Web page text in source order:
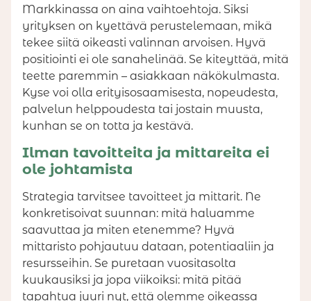
Markkinassa on aina vaihtoehtoja. Siksi
yrityksen on kyettävä perustelemaan, mikä
tekee siitä oikeasti valinnan arvoisen. Hyvä
positiointi ei ole sanahelinää. Se kiteyttää, mitä
teette paremmin – asiakkaan näkökulmasta.
Kyse voi olla erityisosaamisesta, nopeudesta,
palvelun helppoudesta tai jostain muusta,
kunhan se on totta ja kestävä.
Ilman tavoitteita ja mittareita ei
ole johtamista
Strategia tarvitsee tavoitteet ja mittarit. Ne
konkretisoivat suunnan: mitä haluamme
saavuttaa ja miten etenemme? Hyvä
mittaristo pohjautuu dataan, potentiaaliin ja
resursseihin. Se puretaan vuositasolta
kuukausiksi ja jopa viikoiksi: mitä pitää
tapahtua juuri nyt, että olemme oikeassa